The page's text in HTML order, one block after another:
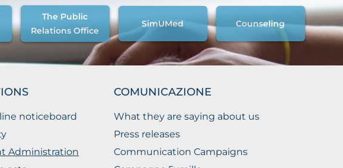
The Public
Relations Office
SimUMed Counseling
noticeboard
Administration
COMUNICAZIONE
What they are saying about us
Press releases
Communication Campaigns